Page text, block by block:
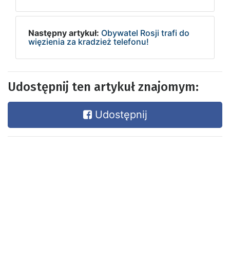
Następny artykuł: Obywatel Rosji trafi do
więzienia za kradzież telefonu!
Udostępnij ten artykuł znajomym:
Udostępnij